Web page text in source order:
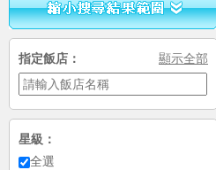
指定飯店： 顯示全部
星級：
全選